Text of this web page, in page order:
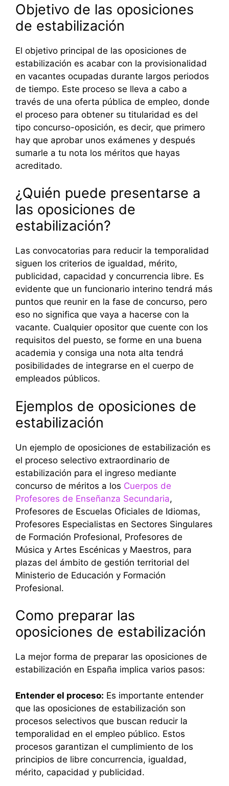
Objetivo de las oposiciones
de estabilización
El objetivo principal de las oposiciones de
estabilización es acabar con la provisionalidad
en vacantes ocupadas durante largos periodos
de tiempo. Este proceso se lleva a cabo a
través de una oferta pública de empleo, donde
el proceso para obtener su titularidad es del
tipo concurso-oposición, es decir, que primero
hay que aprobar unos exámenes y después
sumarle a tu nota los méritos que hayas
acreditado.
¿Quién puede presentarse a
las oposiciones de
estabilización?
Las convocatorias para reducir la temporalidad
siguen los criterios de igualdad, mérito,
publicidad, capacidad y concurrencia libre. Es
evidente que un funcionario interino tendrá más
puntos que reunir en la fase de concurso, pero
eso no significa que vaya a hacerse con la
vacante. Cualquier opositor que cuente con los
requisitos del puesto, se forme en una buena
academia y consiga una nota alta tendrá
posibilidades de integrarse en el cuerpo de
empleados públicos.
Ejemplos de oposiciones de
estabilización
Un ejemplo de oposiciones de estabilización es
el proceso selectivo extraordinario de
estabilización para el ingreso mediante
concurso de méritos a los Cuerpos de
Profesores de Enseñanza Secundaria,
Profesores de Escuelas Oficiales de Idiomas,
Profesores Especialistas en Sectores Singulares
de Formación Profesional, Profesores de
Música y Artes Escénicas y Maestros, para
plazas del ámbito de gestión territorial del
Ministerio de Educación y Formación
Profesional.
Como preparar las
oposiciones de estabilización
La mejor forma de preparar las oposiciones de
estabilización en España implica varios pasos:
Entender el proceso: Es importante entender
que las oposiciones de estabilización son
procesos selectivos que buscan reducir la
temporalidad en el empleo público. Estos
procesos garantizan el cumplimiento de los
principios de libre concurrencia, igualdad,
mérito, capacidad y publicidad.